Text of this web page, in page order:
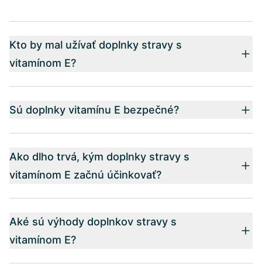
Kto by mal užívať doplnky stravy s
vitamínom E?
Sú doplnky vitamínu E bezpečné?
Ako dlho trvá, kým doplnky stravy s
vitamínom E začnú účinkovať?
Aké sú výhody doplnkov stravy s
vitamínom E?